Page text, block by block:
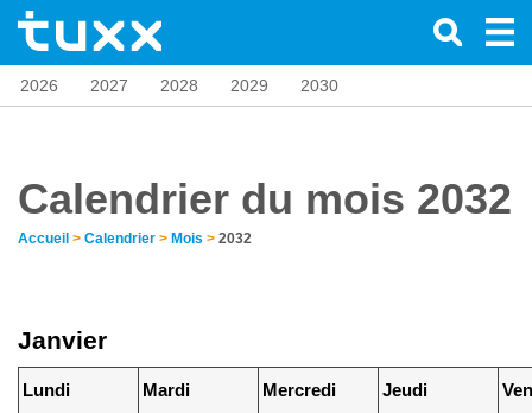
2026 2027 2028 2029 2030
Calendrier du mois 2032
Accueil > Calendrier > Mois > 2032
Janvier
Lundi Mardi Mercredi Jeudi